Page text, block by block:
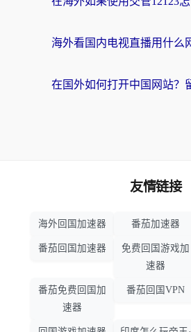
友情链接
海外回国加速器 番茄加速器
番茄回国加速器
免费回国游戏加
速器
番茄免费回国加
速器
番茄回国VPN